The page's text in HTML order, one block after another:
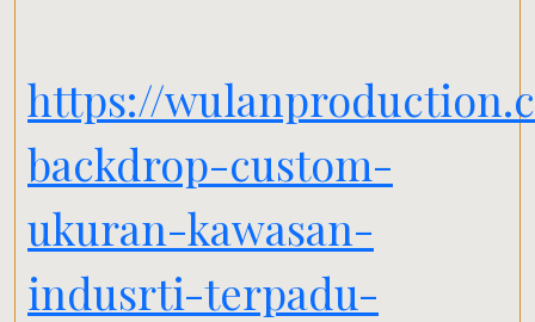
https://
backdrop-custom-
ukuran-kawasan-
indusrti-terpadu-